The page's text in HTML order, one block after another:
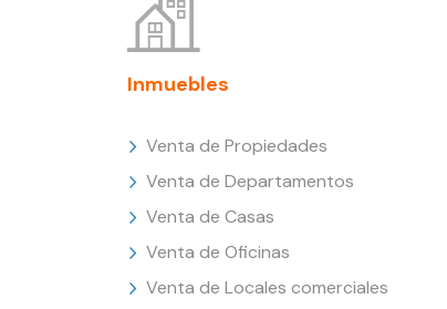
Inmuebles
Venta de Propiedades
Venta de Departamentos
Venta de Casas
Venta de Oficinas
Venta de Locales comerciales